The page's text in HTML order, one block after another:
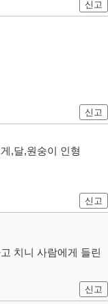
신고
신고
,달,원숭이 인형
신고
치니 사람에게 들린
신고